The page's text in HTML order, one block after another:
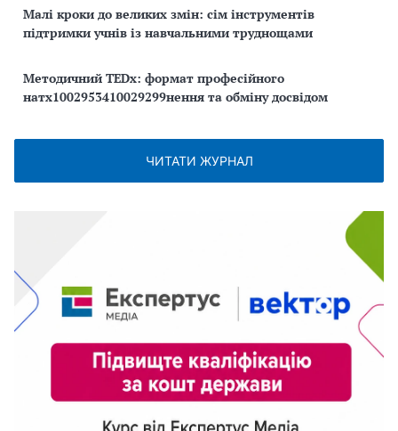
Малі кроки до великих змін: сім інструментів
підтримки учнів із навчальними труднощами
Методичний TEDx: формат професійного
натх1002953410029299нення та обміну досвідом
ЧИТАТИ ЖУРНАЛ